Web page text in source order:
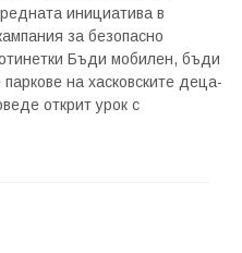
инициатива в
за безопасно
Бъди мобилен, бъди
на хасковските деца-
открит урок с